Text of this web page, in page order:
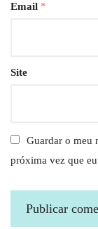
Email *
Site
Guardar o meu
próxima vez que